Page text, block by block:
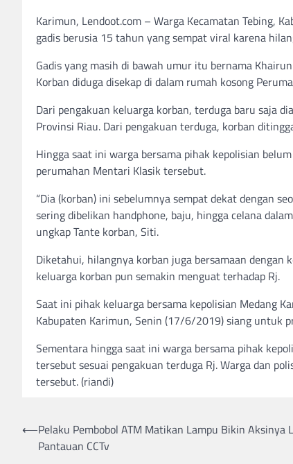
Karimun, Lendoot.com – Warga Kecamatan Tebing,
gadis berusia 15 tahun yang sempat viral karena
Gadis yang masih di bawah umur itu bernama
Korban diduga disekap di dalam rumah kosong
Dari pengakuan keluarga korban, terduga baru saja
Provinsi Riau. Dari pengakuan terduga, korban
Hingga saat ini warga bersama pihak kepolisian
perumahan Mentari Klasik tersebut.
“Dia (korban) ini sebelumnya sempat dekat dengan
sering dibelikan handphone, baju, hingga celana
ungkap Tante korban, Siti.
Diketahui, hilangnya korban juga bersamaan
keluarga korban pun semakin menguat terhadap Rj.
Saat ini pihak keluarga bersama kepolisian Medang
Kabupaten Karimun, Senin (17/6/2019) siang untuk
Sementara hingga saat ini warga bersama pihak
tersebut sesuai pengakuan terduga Rj. Warga dan
tersebut. (riandi)
Post
navigation
⟵Pelaku Pembobol ATM Matikan Lampu Bikin Aksinya
Pantauan CCTv